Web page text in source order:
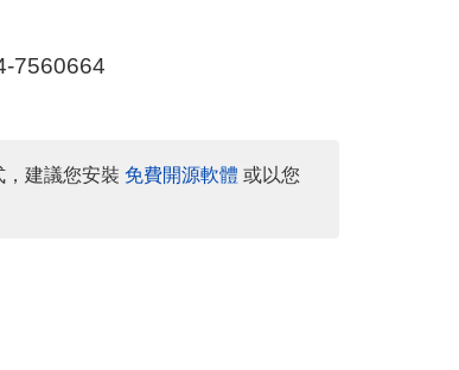
7560664
建議您安裝 免費開源軟體 或以您